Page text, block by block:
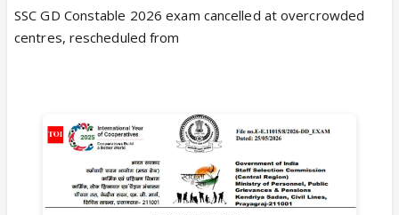
SSC GD Constable 2026 exam cancelled at overcrowded
centres, rescheduled from